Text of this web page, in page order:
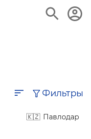
Фильтры
Павлодар